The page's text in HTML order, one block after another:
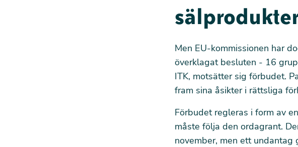
Men EU-kommissionen har
överklagat besluten - 16
ITK, motsätter sig förbudet.
fram sina åsikter i rättsliga
Förbudet regleras i form av
måste följa den ordagrant.
november, men ett